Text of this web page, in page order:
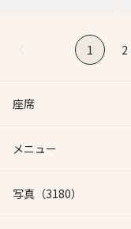
1 2
座席
メニュー
写真 （3180）